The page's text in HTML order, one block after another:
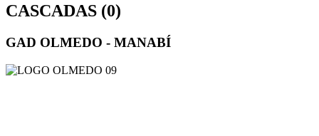
CASCADAS (0)
GAD OLMEDO - MANABÍ